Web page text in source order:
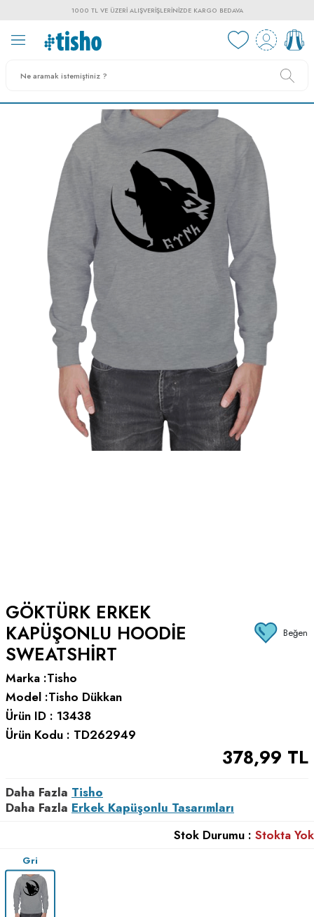
1000 TL VE ÜZERI ALIŞVERIŞLERINIZDE KARGO BEDAVA
GÖKTÜRK ERKEK
KAPÜŞONLU HOODIE
SWEATSHIRT
Beğen
Marka :Tisho
Model :Tisho Dükkan
Ürün ID : 13438
Ürün Kodu : TD262949
378,99 TL
Daha Fazla Tisho
Daha Fazla Erkek Kapüşonlu Tasarımları
Stok Durumu : Stokta Yok
Gri